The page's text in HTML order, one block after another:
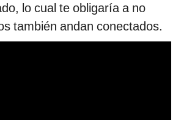
lo cual te obligaría a no
también andan conectados.